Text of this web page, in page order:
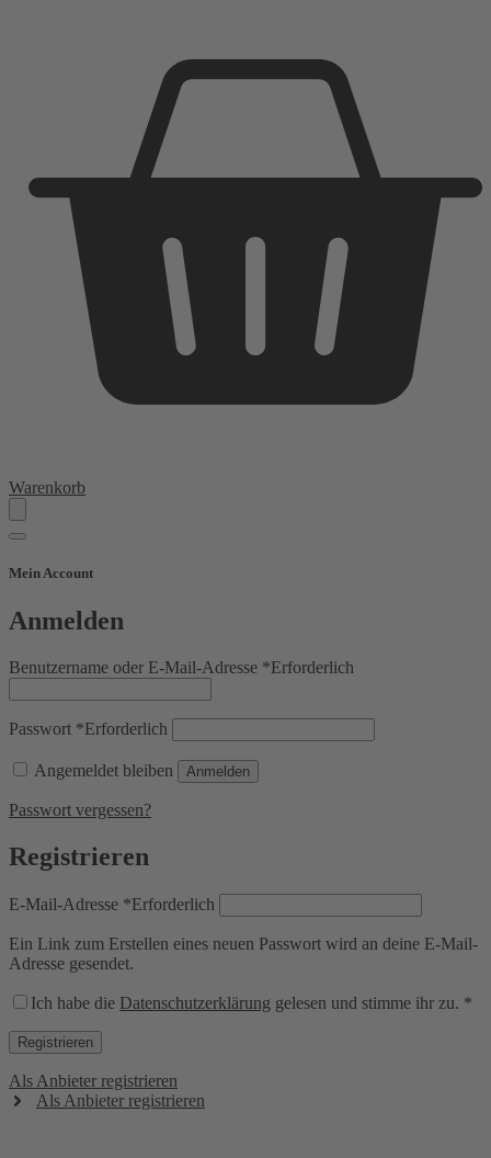
Warenkorb
Mein Account
Anmelden
Benutzername oder E-Mail-Adresse *Erforderlich
Passwort *Erforderlich
Angemeldet bleiben Anmelden
Passwort vergessen?
Registrieren
E-Mail-Adresse *Erforderlich
Ein Link zum Erstellen eines neuen Passwort wird an deine E-Mail-
Adresse gesendet.
Ich habe die Datenschutzerklärung gelesen und stimme ihr zu. *
Registrieren
Als Anbieter registrieren
Als Anbieter registrieren